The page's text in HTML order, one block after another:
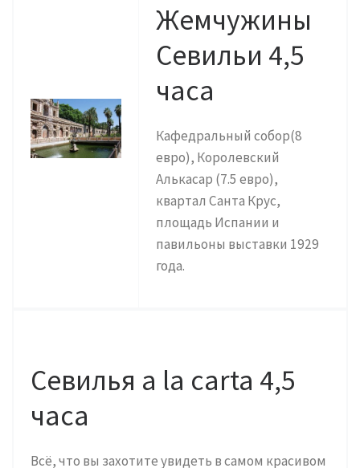
Жемчужины
Севильи 4,5
часа
Кафедральный собор(8
евро), Королевский
Алькасар (7.5 евро),
квартал Санта Крус,
площадь Испании и
павильоны выставки 1929
года.
Севилья a la carta 4,5
часа
Всё, что вы захотите увидеть в самом красивом